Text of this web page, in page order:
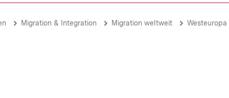
Migration & Integration Migration weltweit Westeuropa